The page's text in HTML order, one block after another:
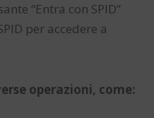
“Entra con SPID”
per accedere a
operazioni, come: